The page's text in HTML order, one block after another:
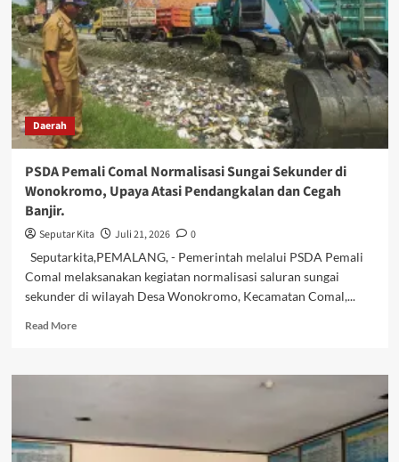
Kota
Madiun
Ajak
Wujudkan
Anak
Sehat,
Bahagia,
dan
Terlindungi
Daerah
PSDA Pemali Comal Normalisasi Sungai Sekunder di
Wonokromo, Upaya Atasi Pendangkalan dan Cegah
Banjir.
Seputar Kita Juli 21, 2026
0
Seputarkita,PEMALANG, - Pemerintah melalui PSDA Pemali
Comal melaksanakan kegiatan normalisasi saluran sungai
sekunder di wilayah Desa Wonokromo, Kecamatan Comal,...
Read MoreRead
PSDA
Normalisasi
Sungai